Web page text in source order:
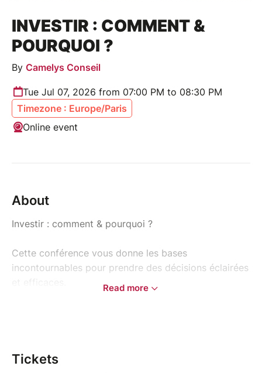
INVESTIR : COMMENT &
POURQUOI ?
By Camelys Conseil
Tue Jul 07, 2026 from 07:00 PM to 08:30 PM
Timezone : Europe/Paris
Online event
About
Investir : comment & pourquoi ?
Cette conférence vous donne les bases
incontournables pour prendre des décisions éclairées
et optimiser son patrimoine
Read more
Tickets